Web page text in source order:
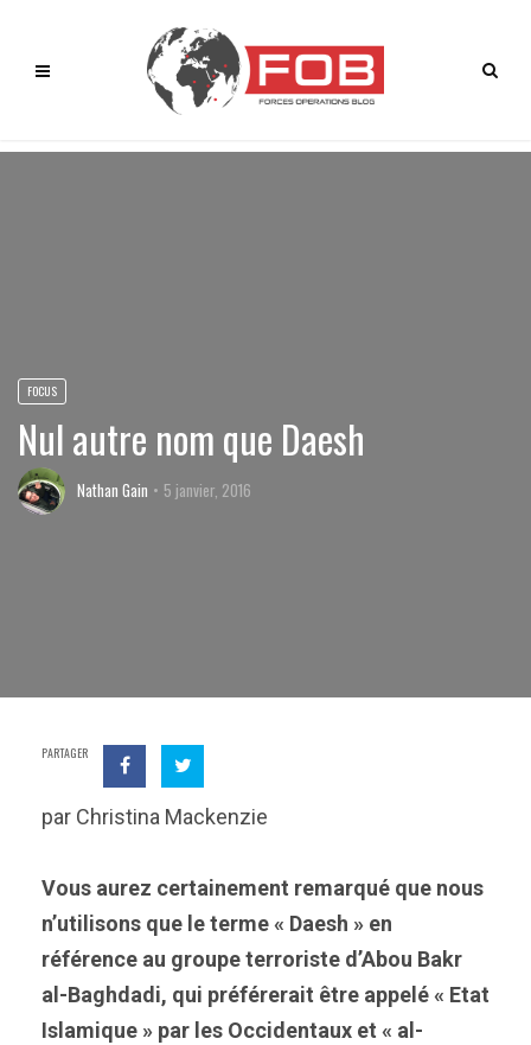
FOCUS
Nul autre nom que Daesh
Nathan Gain 5 janvier, 2016
PARTAGER
par Christina Mackenzie
Vous aurez certainement remarqué que nous
n’utilisons que le terme « Daesh » en
référence au groupe terroriste d’Abou Bakr
al-Baghdadi, qui préférerait être appelé « Etat
Islamique » par les Occidentaux et « al-